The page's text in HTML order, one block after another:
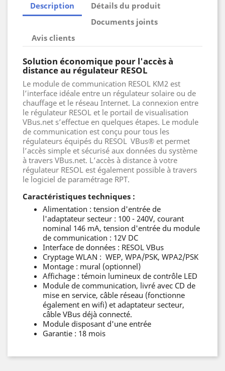
Description
Détails du produit
Documents joints
Avis clients
Solution économique pour l'accès à
distance au régulateur RESOL
Le module de communication RESOL KM2 est
l’interface idéale entre un régulateur solaire ou de
chauffage et le réseau Internet. La connexion entre
le régulateur RESOL et le portail de visualisation
VBus.net s’effectue en quelques étapes. Le module
de communication est conçu pour tous les
régulateurs équipés du RESOL VBus® et permet
l’accès simple et sécurisé aux données du système
à travers VBus.net. L’accès à distance à votre
régulateur RESOL est également possible à travers
le logiciel de paramétrage RPT.
Caractéristiques techniques :
Alimentation : tension d'entrée de
l'adaptateur secteur : 100 - 240V, courant
nominal 146 mA, tension d'entrée du module
de communication : 12V DC
Interface de données : RESOL VBus
Cryptage WLAN : WEP, WPA/PSK, WPA2/PSK
Montage : mural (optionnel)
Affichage : témoin lumineux de contrôle LED
Module de communication, livré avec CD de
mise en service, câble réseau (fonctionne
également en wifi) et adaptateur secteur,
câble VBus déjà connecté.
Module disposant d'une entrée
Garantie : 18 mois